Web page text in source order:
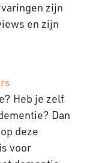
zijn
en zijn
Heb je zelf
Dan
deze
voor